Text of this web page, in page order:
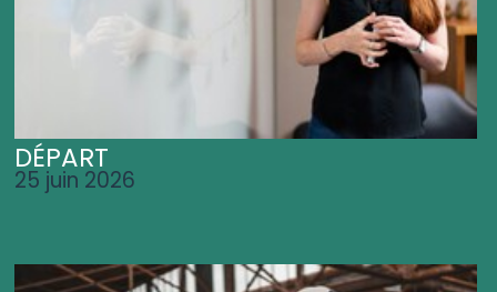
DÉPART
25 juin 2026